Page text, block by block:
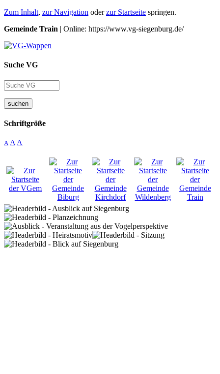
Zum Inhalt, zur Navigation oderzur Startseite springen.
Gemeinde Train | Online: https://www.vg-siegenburg.de/
Suche VG
suchen
Schriftgröße
A A A